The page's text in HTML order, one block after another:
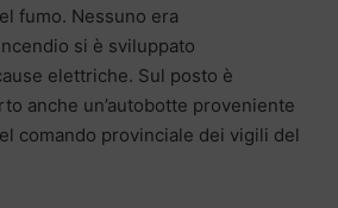
fumo. Nessuno era
si è sviluppato
elettriche. Sul posto è
anche un’autobotte proveniente
comando provinciale dei vigili del